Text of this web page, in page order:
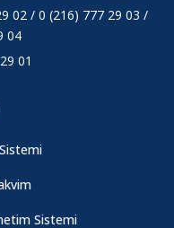
02 / 0 (216) 777 29 03 /
04
01
Sistemi